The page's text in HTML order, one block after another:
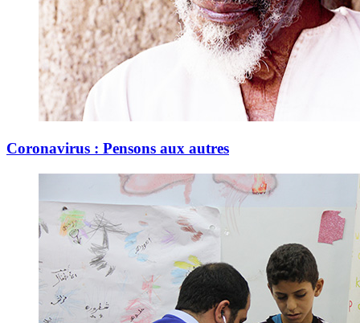
Coronavirus : Pensons aux autres